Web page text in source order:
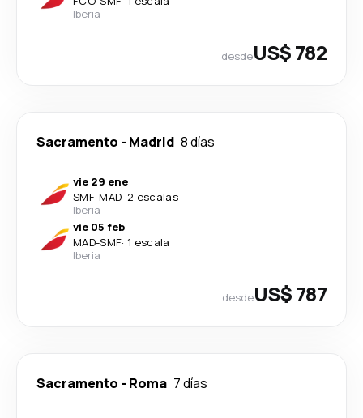
Iberia
desdeUS$ 782
Sacramento - Madrid 8 días
vie 29 ene
SMF-MAD· 2 escalas
Iberia
vie 05 feb
MAD-SMF· 1 escala
Iberia
desdeUS$ 787
Sacramento - Roma 7 días